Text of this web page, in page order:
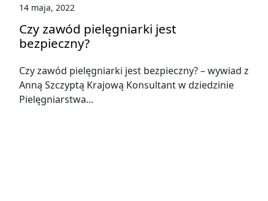
14 maja, 2022
Czy zawód pielęgniarki jest
bezpieczny?
Czy zawód pielęgniarki jest bezpieczny? – wywiad z
Anną Szczyptą Krajową Konsultant w dziedzinie
Pielęgniarstwa...